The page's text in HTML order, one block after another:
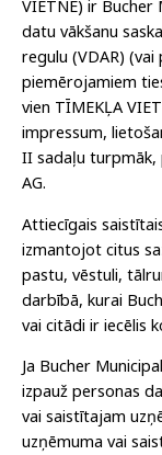
VIETNE) ir Bucher
datu vākšanu
regulu (VDAR)
piemērojamiem
vien TĪMEKĻA
impressum,
II sadaļu turpmāk,
AG.
Attiecīgais
izmantojot citus
pastu, vēstuli,
darbībā, kurai
vai citādi ir iecēlis
Ja Bucher
izpauž personas
vai saistītajam
uzņēmuma vai